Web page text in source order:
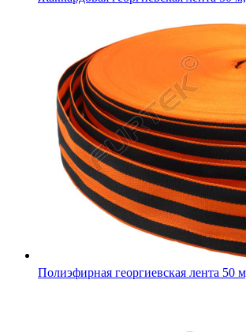
Полиэфирная георгиевская лента 50